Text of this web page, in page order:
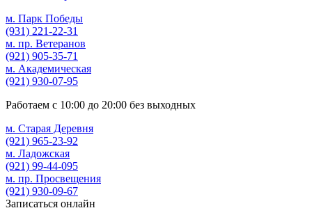
м. Парк Победы
(931) 221-22-31
м. пр. Ветеранов
(921) 905-35-71
м. Академическая
(921) 930-07-95
Работаем с 10:00 до 20:00 без выходных
м. Старая Деревня
(921) 965-23-92
м. Ладожская
(921) 99-44-095
м. пр. Просвещения
(921) 930-09-67
Записаться онлайн